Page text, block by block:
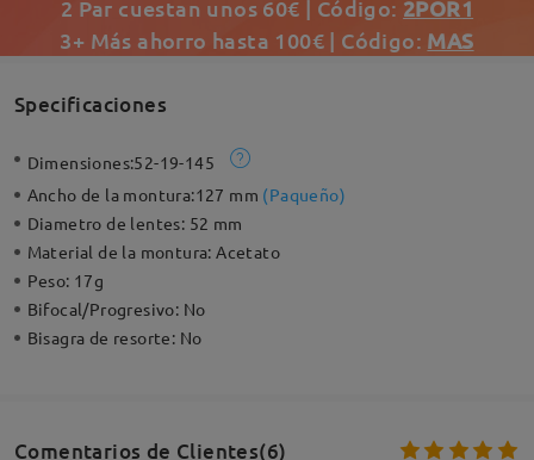
2 Par cuestan unos 60€ | Código: 2POR1
3+ Más ahorro hasta 100€ | Código: MAS
Specificaciones
Dimensiones:52-19-145
Ancho de la montura:127 mm (Paqueño)
Diametro de lentes: 52 mm
Material de la montura:Acetato
Peso: 17g
Bifocal/Progresivo: No
Bisagra de resorte: No
Comentarios de Clientes(6)